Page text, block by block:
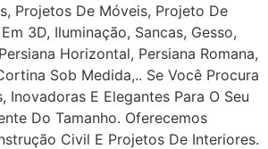
Projetos De Móveis, Projeto De
3D, Iluminação, Sancas, Gesso,
Horizontal, Persiana Romana,
Sob Medida,.. Se Você Procura
Inovadoras E Elegantes Para O Seu
Do Tamanho. Oferecemos
Civil E Projetos De Interiores.